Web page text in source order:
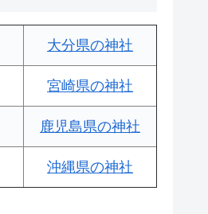
大分県の神社
宮崎県の神社
鹿児島県の神社
沖縄県の神社